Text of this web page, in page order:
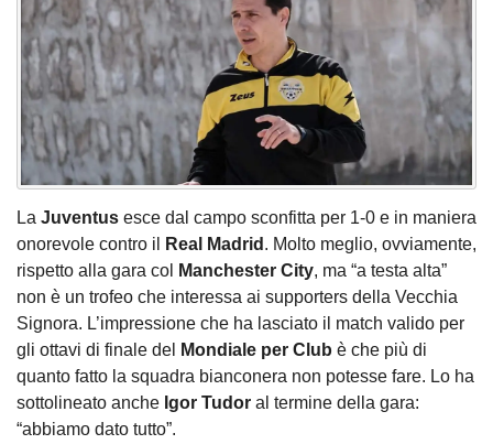
La Juventus esce dal campo sconfitta per 1-0 e in maniera
onorevole contro il
Real Madrid . Molto meglio, ovviamente,
rispetto alla gara col
Manchester City, ma “a testa alta”
non è un trofeo che interessa ai supporters della Vecchia
Signora. L’impressione che ha lasciato il match valido per
gli ottavi di finale del
Mondiale per Club è che più di
quanto fatto la squadra bianconera non potesse fare. Lo ha
sottolineato anche Igor Tudor al termine della gara:
“abbiamo dato tutto”.